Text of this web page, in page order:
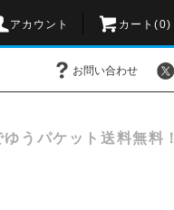
アカウント カート(0)
お問い合わせ
うパケット送料無料！